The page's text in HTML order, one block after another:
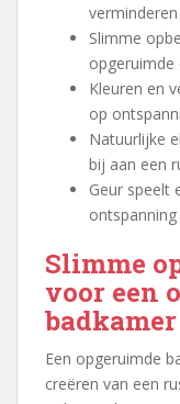
Slimme
opgeruimde
Kleuren en
op
Natuurlijke
bij aan een
Geur speelt
Slimme
voor een
badkamer
Een opgeruimde
creëren van een